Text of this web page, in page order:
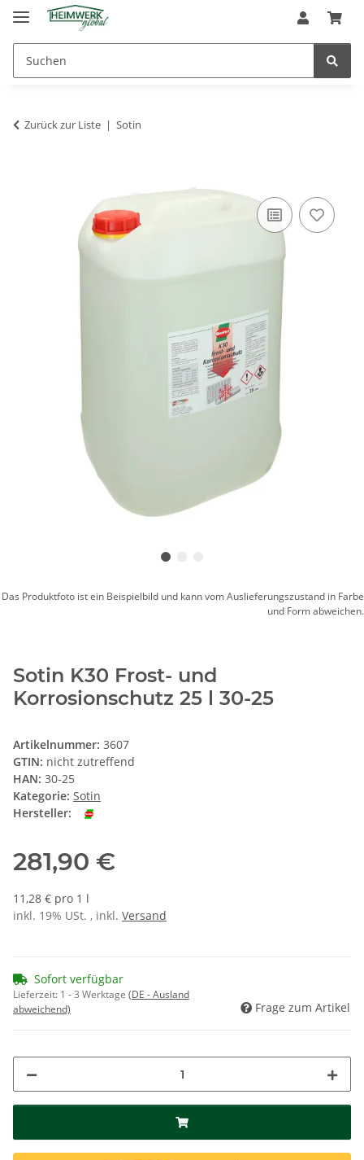
Zurück zur Liste Sotin
Das Produktfoto ist ein Beispielbild und kann vom Auslieferungszustand in Farbe
und Form abweichen.
Sotin K30 Frost- und
Korrosionschutz 25 l 30-25
Artikelnummer: 3607
GTIN: nicht zutreffend
HAN: 30-25
Kategorie: Sotin
Hersteller:
281,90 €
11,28 € pro 1 l
inkl. 19% USt. , inkl. Versand
Sofort verfügbar
Lieferzeit: 1 - 3 Werktage (DE - Ausland
abweichend)
Frage zum Artikel